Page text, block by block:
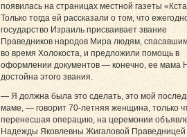
появилась на страницах местной газеты
Только тогда ей рассказали о том, что
государство Израиль присваивает звание
Праведников народов Мира людям,
во время Холокоста, и предложили помощь в
оформлении документов — конечно, ее мама
достойна этого звания.
— Я должна была это сделать, это мой
маме, — говорит 70-летняя женщина, только
перенесшая операцию, на церемонии
Надежды Яковлевны Жигаловой Праведницей